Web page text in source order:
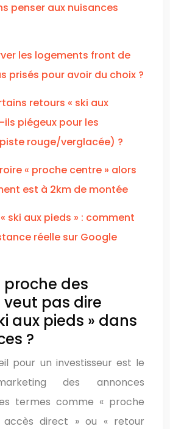
penser aux nuisances
les logements front de
prisés pour avoir du choix ?
retours « ski aux
piégeux pour les
rouge/verglacée) ?
« proche centre » alors
est à 2km de montée
ski aux pieds » : comment
réelle sur Google
proche des
veut pas dire
aux pieds » dans
?
pour un investisseur est le
des annonces
termes comme « proche
accès direct » ou « retour